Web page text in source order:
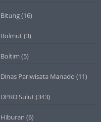
Bitung(16)
Bolmut(3)
Boltim (5)
Dinas Pariwisata Manado (11)
DPRD Sulut(343)
Hiburan (6)